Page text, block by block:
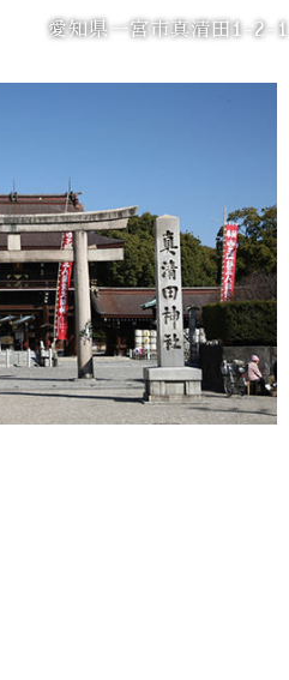
愛知県一宮市真清田1-2-1